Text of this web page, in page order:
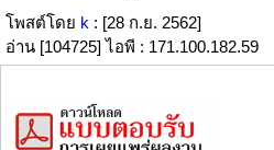
โพสต์โดย k : [28 ก.ย. 2562]
อ่าน [104725] ไอพี : 171.100.182.59